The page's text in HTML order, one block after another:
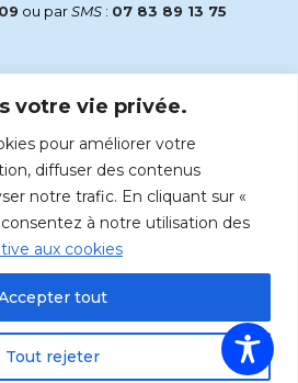
votre vie privée.
pour améliorer votre
diffuser des contenus
notre trafic. En cliquant sur «
à notre utilisation des
aux cookies
Tout rejeter
tout
ou parSMS : 07 83 89 13 75
Radio Maria sur :